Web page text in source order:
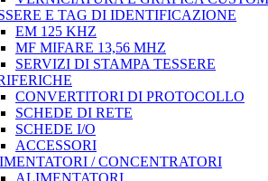
E TAG DI IDENTIFICAZIONE
EM 125 KHZ
MF MIFARE 13,56 MHZ
SERVIZI DI STAMPA TESSERE
CONVERTITORI DI PROTOCOLLO
SCHEDE DI RETE
SCHEDE I/O
ACCESSORI
/ CONCENTRATORI
ALIMENTATORI